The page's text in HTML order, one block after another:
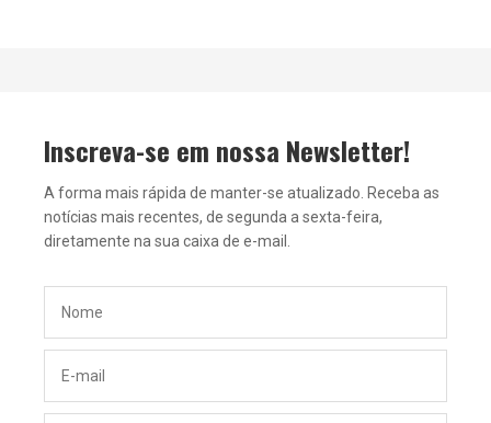
Inscreva-se em nossa Newsletter!
A forma mais rápida de manter-se atualizado. Receba as
notícias mais recentes, de segunda a sexta-feira,
diretamente na sua caixa de e-mail.